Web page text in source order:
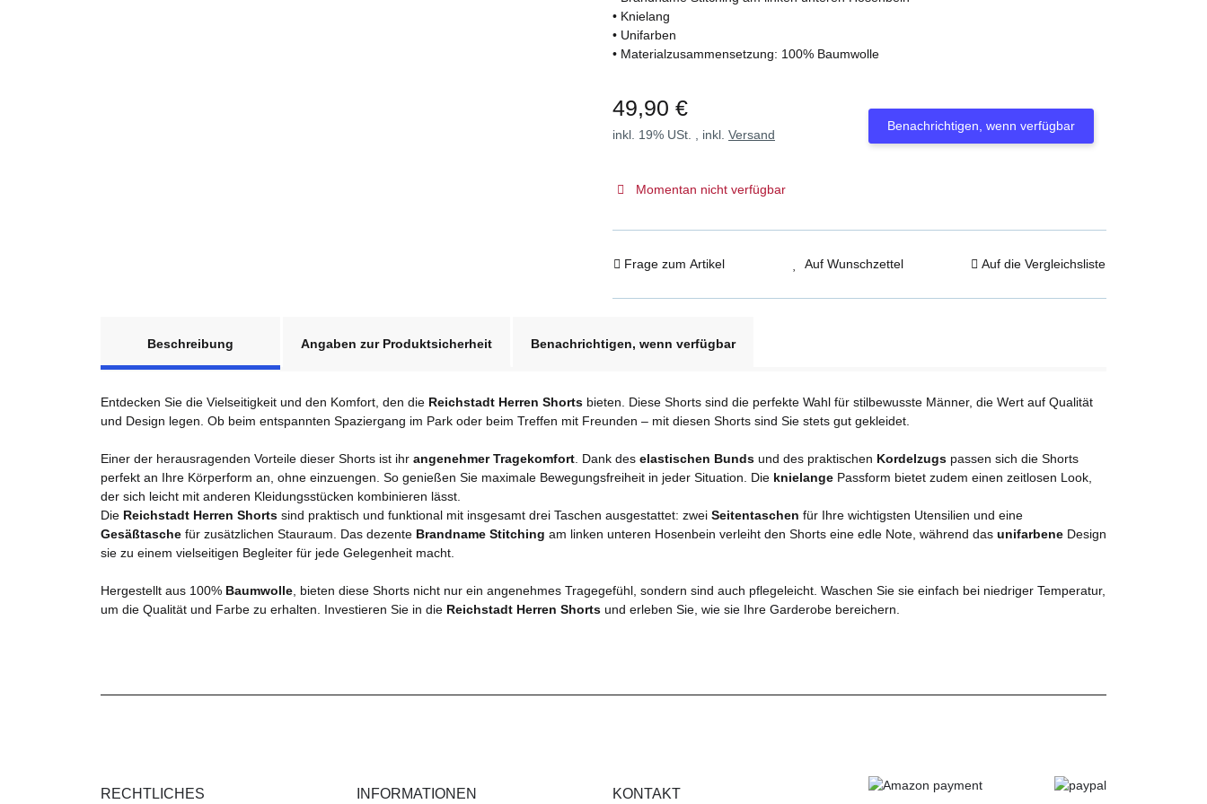
• Knielang
• Unifarben
• Materialzusammensetzung: 100% Baumwolle
49,90 €
inkl. 19% USt. , inkl. Versand
Momentan nicht verfügbar
Benachrichtigen, wenn verfügbar
Frage zum Artikel Auf Wunschzettel Auf die Vergleichsliste
Beschreibung
Angaben zur Produktsicherheit Benachrichtigen, wenn verfügbar
Entdecken Sie die Vielseitigkeit und den Komfort, den die Reichstadt Herren Shorts bieten. Diese Shorts sind die perfekte Wahl für stilbewusste Männer, die Wert auf Qualität
und Design legen. Ob beim entspannten Spaziergang im Park oder beim Treffen mit Freunden – mit diesen Shorts sind Sie stets gut gekleidet.
Einer der herausragenden Vorteile dieser Shorts ist ihr angenehmer Tragekomfort . Dank des elastischen Bunds und des praktischen Kordelzugs passen sich die Shorts
perfekt an Ihre Körperform an, ohne einzuengen. So genießen Sie maximale Bewegungsfreiheit in jeder Situation. Die knielange Passform bietet zudem einen zeitlosen Look,
der sich leicht mit anderen Kleidungsstücken kombinieren lässt.
Die Reichstadt Herren Shorts sind praktisch und funktional mit insgesamt drei Taschen ausgestattet: zwei Seitentaschen für Ihre wichtigsten Utensilien und eine
Gesäßtasche für zusätzlichen Stauraum. Das dezente Brandname Stitching am linken unteren Hosenbein verleiht den Shorts eine edle Note, während das unifarbene Design
sie zu einem vielseitigen Begleiter für jede Gelegenheit macht.
Hergestellt aus 100% Baumwolle , bieten diese Shorts nicht nur ein angenehmes Tragegefühl, sondern sind auch pflegeleicht. Waschen Sie sie einfach bei niedriger Temperatur,
um die Qualität und Farbe zu erhalten. Investieren Sie in die Reichstadt Herren Shorts und erleben Sie, wie sie Ihre Garderobe bereichern.
RECHTLICHES INFORMATIONEN KONTAKT